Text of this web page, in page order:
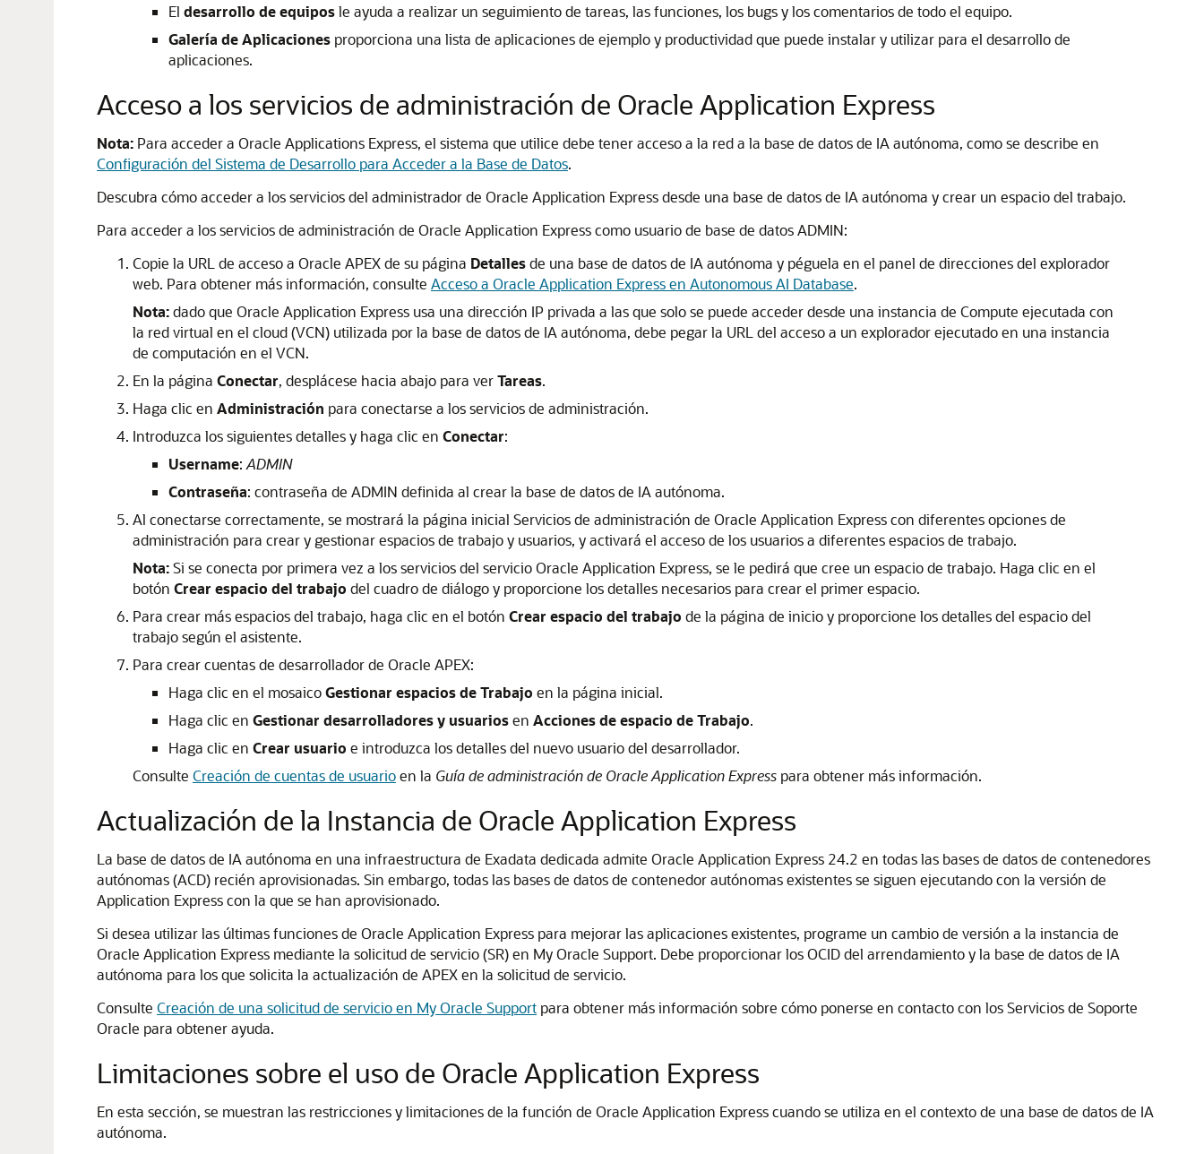
El desarrollo de equiposle ayuda a realizar un seguimiento de tareas, las funciones, los bugs y los comentarios de todo el equipo.
Galería de Aplicaciones proporciona una lista de aplicaciones de ejemplo y productividad que puede instalar y utilizar para el desarrollo de
aplicaciones.
Acceso a los servicios de administración de Oracle Application Express
Nota: Para acceder a Oracle Applications Express, el sistema que utilice debe tener acceso a la red a la base de datos de IA autónoma, como se describe en
Configuración del Sistema de Desarrollo para Acceder a la Base de Datos.
Descubra cómo acceder a los servicios del administrador de Oracle Application Express desde una base de datos de IA autónoma y crear un espacio del trabajo.
Para acceder a los servicios de administración de Oracle Application Express como usuario de base de datos ADMIN:
Copie la URL de acceso a Oracle APEX de su página Detallesde una base de datos de IA autónoma y péguela en el panel de direcciones del explorador
web. Para obtener más información, consulte Acceso a Oracle Application Express en Autonomous AI Database.
Nota:dado que Oracle Application Express usa una dirección IP privada a las que solo se puede acceder desde una instancia de Compute ejecutada con
la red virtual en el cloud (VCN) utilizada por la base de datos de IA autónoma, debe pegar la URL del acceso a un explorador ejecutado en una instancia
de computación en el VCN.
En la página Conectar, desplácese hacia abajo para verTareas.
Haga clic en Administración para conectarse a los servicios de administración.
Introduzca los siguientes detalles y haga clic en Conectar:
Username: ADMIN
Contraseña: contraseña de ADMIN definida al crear la base de datos de IA autónoma.
Al conectarse correctamente, se mostrará la página inicial Servicios de administración de Oracle Application Express con diferentes opciones de
administración para crear y gestionar espacios de trabajo y usuarios, y activará el acceso de los usuarios a diferentes espacios de trabajo.
Nota:Si se conecta por primera vez a los servicios del servicio Oracle Application Express, se le pedirá que cree un espacio de trabajo. Haga clic en el
botón Crear espacio del trabajo del cuadro de diálogo y proporcione los detalles necesarios para crear el primer espacio.
Para crear más espacios del trabajo, haga clic en el botón Crear espacio del trabajo de la página de inicio y proporcione los detalles del espacio del
trabajo según el asistente.
Para crear cuentas de desarrollador de Oracle APEX:
Haga clic en el mosaicoGestionar espacios de Trabajo en la página inicial.
Haga clic en Gestionar desarrolladores y usuariosen Acciones de espacio de Trabajo.
Haga clic en Crear usuario e introduzca los detalles del nuevo usuario del desarrollador.
Consulte Creación de cuentas de usuarioen la Guía de administración de Oracle Application Express para obtener más información.
Actualización de la Instancia de Oracle Application Express
La base de datos de IA autónoma en una infraestructura de Exadata dedicada admite Oracle Application Express 24.2 en todas las bases de datos de contenedores
autónomas (ACD) recién aprovisionadas. Sin embargo, todas las bases de datos de contenedor autónomas existentes se siguen ejecutando con la versión de
Application Express con la que se han aprovisionado.
Si desea utilizar las últimas funciones de Oracle Application Express para mejorar las aplicaciones existentes, programe un cambio de versión a la instancia de
Oracle Application Express mediante la solicitud de servicio (SR) en My Oracle Support. Debe proporcionar los OCID del arrendamiento y la base de datos de IA
autónoma para los que solicita la actualización de APEX en la solicitud de servicio.
Consulte Creación de una solicitud de servicio en My Oracle Support para obtener más información sobre cómo ponerse en contacto con los Servicios de Soporte
Oracle para obtener ayuda.
Limitaciones sobre el uso de Oracle Application Express
En esta sección, se muestran las restricciones y limitaciones de la función de Oracle Application Express cuando se utiliza en el contexto de una base de datos de IA
autónoma.